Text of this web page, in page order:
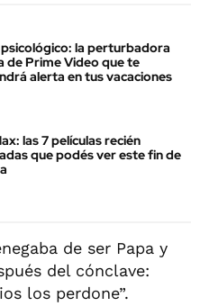
la perturbadora
de Prime Video que te
alerta en tus vacaciones
las 7 películas recién
que podés ver este fin de
de ser Papa y
del cónclave:
los perdone”.